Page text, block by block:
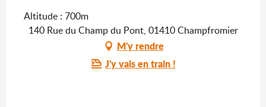
Altitude : 700m
140 Rue du Champ du Pont, 01410 Champfromier
M'y rendre
J'y vais en train !